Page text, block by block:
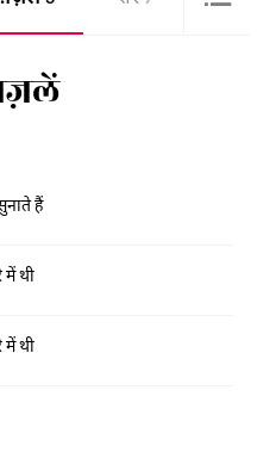
हैं
में थी
में थी